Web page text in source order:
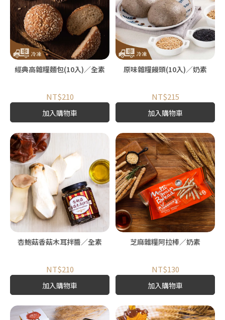
經典高雜糧麵包(10入)／全素
NT$210
加入購物車
原味雜糧饅頭(10入)／奶素
NT$215
加入購物車
杏鮑菇香菇木耳拌醬／全素
NT$210
加入購物車
芝麻雜糧阿拉棒／奶素
NT$130
加入購物車